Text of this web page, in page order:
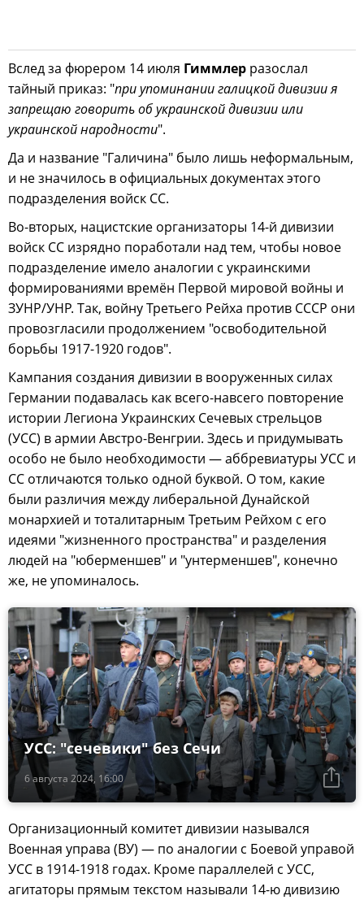
Вслед за фюрером 14 июля Гиммлер разослал
тайный приказ: "при упоминании галицкой дивизии я
запрещаю говорить об украинской дивизии или
украинской народности".
Да и название "Галичина" было лишь неформальным,
и не значилось в официальных документах этого
подразделения войск СС.
Во-вторых, нацистские организаторы 14-й дивизии
войск СС изрядно поработали над тем, чтобы новое
подразделение имело аналогии с украинскими
формированиями времён Первой мировой войны и
ЗУНР/УНР. Так, войну Третьего Рейха против СССР они
провозгласили продолжением "освободительной
борьбы 1917-1920 годов".
Кампания создания дивизии в вооруженных силах
Германии подавалась как всего-навсего повторение
истории Легиона Украинских Сечевых стрельцов
(УСС) в армии Австро-Венгрии. Здесь и придумывать
особо не было необходимости — аббревиатуры УСС и
СС отличаются только одной буквой. О том, какие
были различия между либеральной Дунайской
монархией и тоталитарным Третьим Рейхом с его
идеями "жизненного пространства" и разделения
людей на "юберменшев" и "унтерменшев", конечно
же, не упоминалось.
6 августа 2024, 16:00
УСС: "сечевики" без Сечи
Организационный комитет дивизии назывался
Военная управа (ВУ) — по аналогии с Боевой управой
УСС в 1914-1918 годах. Кроме параллелей с УСС,
агитаторы прямым текстом называли 14-ю дивизию